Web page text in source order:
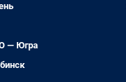
— Югра